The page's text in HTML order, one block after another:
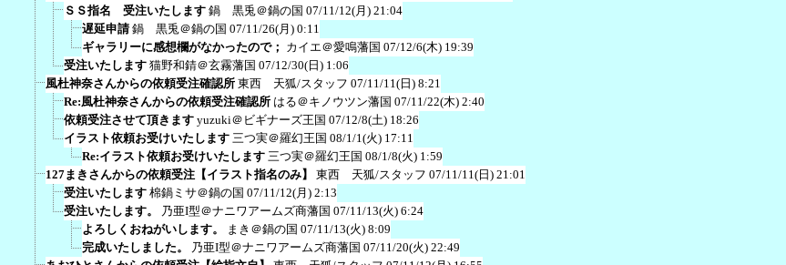
ＳＳ指名 受注いたします 鍋 黒兎＠鍋の国 07/11/12(月) 21:04
遅延申請 鍋 黒兎＠鍋の国 07/11/26(月) 0:11
ギャラリーに感想欄がなかったので； カイエ＠愛鳴藩国 07/12/6(木) 19:39
受注いたします 猫野和錆＠玄霧藩国 07/12/30(日) 1:06
風杜神奈さんからの依頼受注確認所 東西 天狐/スタッフ 07/11/11(日) 8:21
Re:風杜神奈さんからの依頼受注確認所 はる＠キノウツン藩国 07/11/22(木) 2:40
依頼受注させて頂きます yuzuki＠ビギナーズ王国 07/12/8(土) 18:26
イラスト依頼お受けいたします 三つ実＠羅幻王国 08/1/1(火) 17:11
Re:イラスト依頼お受けいたします 三つ実＠羅幻王国 08/1/8(火) 1:59
127まきさんからの依頼受注【イラスト指名のみ】
東西 天狐/スタッフ 07/11/11(日) 21:01
受注いたします 棉鍋ミサ＠鍋の国 07/11/12(月) 2:13
受注いたします。
乃亜I型＠ナニワアームズ商藩国 07/11/13(火) 6:24
よろしくおねがいします。
まき＠鍋の国 07/11/13(火) 8:09
完成いたしました。
乃亜I型＠ナニワアームズ商藩国 07/11/20(火) 22:49